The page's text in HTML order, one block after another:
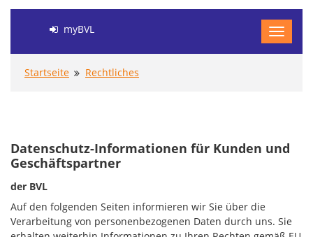
myBVL
Startseite Rechtliches
Datenschutz-Informationen für Kunden und
Geschäftspartner
der BVL
Auf den folgenden Seiten informieren wir Sie über die
Verarbeitung von personenbezogenen Daten durch uns. Sie